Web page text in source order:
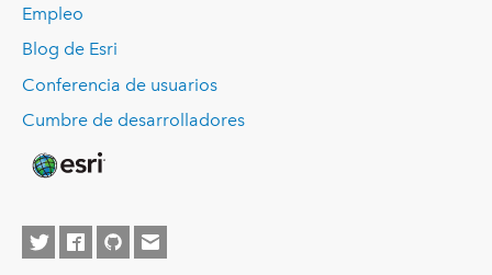
Empleo
Blog de Esri
Conferencia de usuarios
Cumbre de desarrolladores